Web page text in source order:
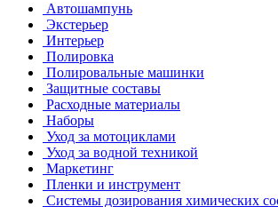
Автошампунь
Экстерьер
Интерьер
Полировка
Полировальные машинки
Защитные составы
Расходные материалы
Наборы
Уход за мотоциклами
Уход за водной техникой
Маркетинг
Пленки и инструмент
Системы дозирования химических